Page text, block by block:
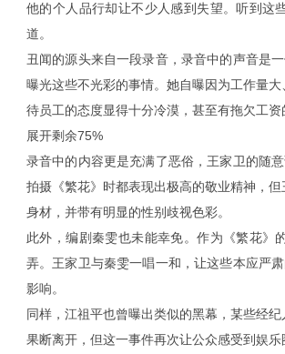
他的个人品行却让不少人感到失望。听到这
道。
丑闻的源头来自一段录音，录音中的声音是
曝光这些不光彩的事情。她自曝因为工作量
待员工的态度显得十分冷漠，甚至有拖欠工资
展开剩余75%
录音中的内容更是充满了恶俗，王家卫的随
拍摄《繁花》时都表现出极高的敬业精神，
身材，并带有明显的性别歧视色彩。
此外，编剧秦雯也未能幸免。作为《繁花》
弄。王家卫与秦雯一唱一和，让这些本应严
影响。
同样，江祖平也曾曝出类似的黑幕，某些经
果断离开，但这一事件再次让公众感受到娱乐